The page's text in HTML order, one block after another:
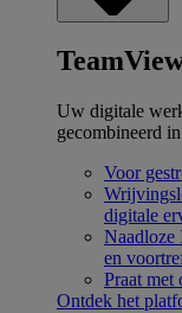
Uw digitale
gecombineerd
Voor
digitale
Naadloze
en
Praat met
Ontdek het